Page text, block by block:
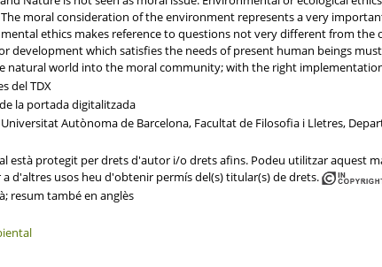
moral consideration of the environment represents a very
ethics makes reference to questions not very different from
development which satisfies the needs of present human beings
natural world into the moral community; with the right
del TDX
la portada digitalitzada
Autònoma de Barcelona, Facultat de Filosofia i Lletres,
està protegit per drets d'autor i/o drets afins. Podeu utilitzar aquest
a d'altres usos heu d'obtenir permís del(s) titular(s) de drets.
resum també en anglès